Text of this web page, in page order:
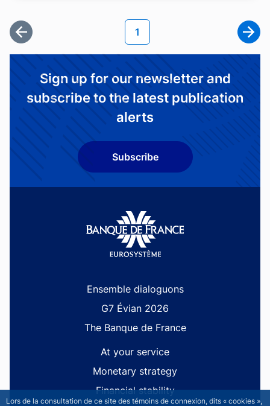
Lors de la consultation de ce site des témoins de connexion, dits « cookies »,
First page
Current page
1
Sign up for our newsletter and
subscribe to the latest publication
alerts
Subscribe
Site navigationEnsemble dialoguons
G7 Évian 2026
The Banque de France
At your service
Monetary strategy
Financial stability